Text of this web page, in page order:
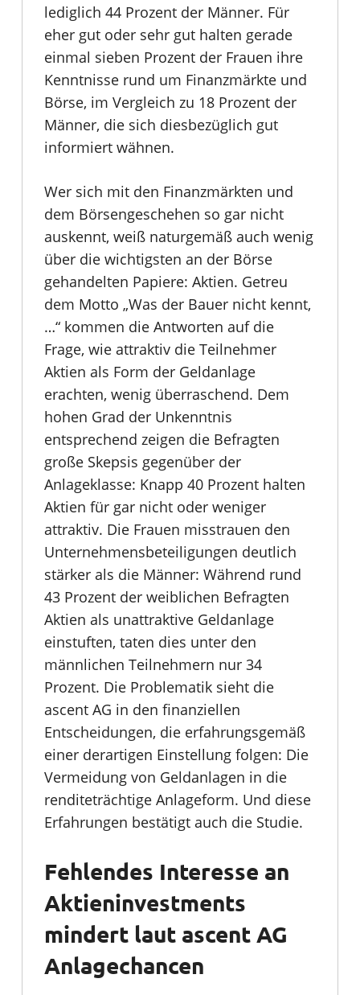
lediglich 44 Prozent der Männer. Für
eher gut oder sehr gut halten gerade
einmal sieben Prozent der Frauen ihre
Kenntnisse rund um Finanzmärkte und
Börse, im Vergleich zu 18 Prozent der
Männer, die sich diesbezüglich gut
informiert wähnen.
Wer sich mit den Finanzmärkten und
dem Börsengeschehen so gar nicht
auskennt, weiß naturgemäß auch wenig
über die wichtigsten an der Börse
gehandelten Papiere: Aktien. Getreu
dem Motto „Was der Bauer nicht kennt,
…“ kommen die Antworten auf die
Frage, wie attraktiv die Teilnehmer
Aktien als Form der Geldanlage
erachten, wenig überraschend. Dem
hohen Grad der Unkenntnis
entsprechend zeigen die Befragten
große Skepsis gegenüber der
Anlageklasse: Knapp 40 Prozent halten
Aktien für gar nicht oder weniger
attraktiv. Die Frauen misstrauen den
Unternehmensbeteiligungen deutlich
stärker als die Männer: Während rund
43 Prozent der weiblichen Befragten
Aktien als unattraktive Geldanlage
einstuften, taten dies unter den
männlichen Teilnehmern nur 34
Prozent. Die Problematik sieht die
ascent AG in den finanziellen
Entscheidungen, die erfahrungsgemäß
einer derartigen Einstellung folgen: Die
Vermeidung von Geldanlagen in die
renditeträchtige Anlageform. Und diese
Erfahrungen bestätigt auch die Studie.
Fehlendes Interesse an
Aktieninvestments
mindert laut ascent AG
Anlagechancen